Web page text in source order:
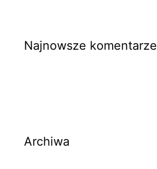
Najnowsze komentarze
Archiwa